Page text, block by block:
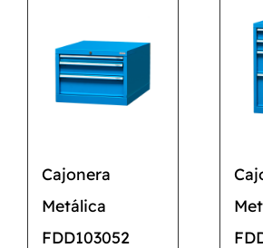
CONTACTO
Cajonera
Metálica
FDD103052